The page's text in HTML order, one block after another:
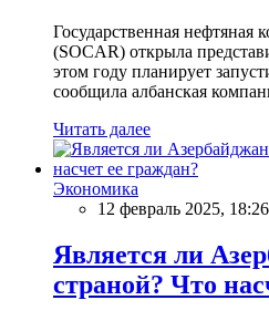
Государственная нефтяная
(SOCAR) открыла
этом году планирует
сообщила албанская
Читать далее
Экономика
12 февраль 2025, 18:26
Является ли
страной? Что